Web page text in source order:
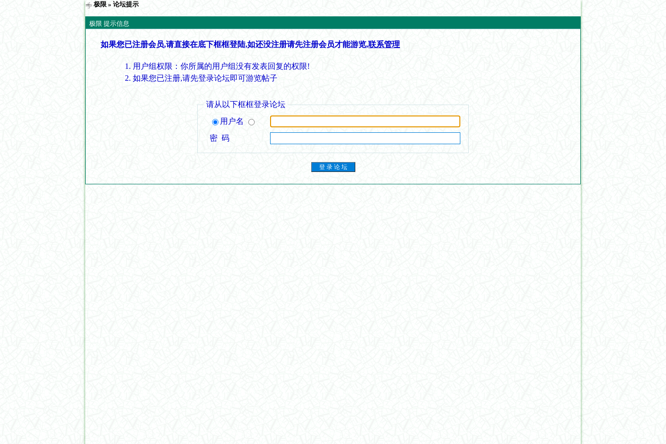
极限 » 论坛提示
极限 提示信息
如果您已注册会员,请直接在底下框框登陆,如还没注册请先注册会员才能游览,联系管理
用户组权限：你所属的用户组没有发表回复的权限!
如果您已注册,请先登录论坛即可游览帖子
请从以下框框登录论坛
用户名
密 码